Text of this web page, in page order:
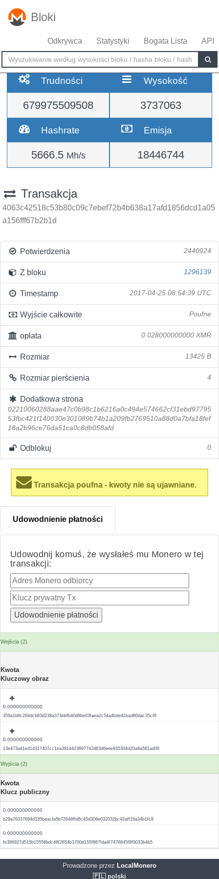
Bloki
Odkrywca Statystyki Bogata Lista API
Trudności
679975509508
Wysokość
3737063
Hashrate
5666.5 Mh/s
Emisja
18446744
Transakcja
4063c42518c53b80c09c7ebef72b4b638a17afd1856dcd1a05
a156fff67b2b1d
Potwierdzenia 2440924
Z bloku 1296139
Timestamp 2017-04-25 08:54:39 UTC
Wyjście całkowite Poufne
opłata 0.028000000000 XMR
Rozmiar 13425 B
Rozmiar pierścienia 4
Dodatkowa strona
02210060288aae47c0b98c1b6216a0c494e574662cf31ebd97795
53fbc421f140030e301089b74b1a209fb2769510a88d0a7bfa18fef
18a2b96ce76da51ca0c8db058afd
Odblokuj 0
Transakcja poufna - kwoty nie są ujawniane.
Udowodnienie płatności
Udowodnij komuś, że wysłałeś mu Monero w tej
transakcji:
Wejścia (2)
Kwota
Kluczowy obraz
0.000000000000
359a1b8c294dcb63d238a373ebfb40d9be03faea2c54a4bde42ead80dac35cf8
0.000000000000
13e473a41ed14317407cc1ea3914423897742d83d6eee935304d20a8a581ad09
Wyjścia (2)
Kwota
Klucz publiczny
0.000000000000
b29a76337694d335beacfa5b72648ffd6c45d308e032032bc42aff19a34b1fc8
0.000000000000
fe386927d515b15556bdc48f2654b3700d155f867fda4f7476645f8f9033b4b5
Prowadzone przez LocalMonero
🇵🇱 polski